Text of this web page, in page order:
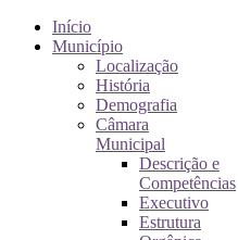
Início
Município
Localização
História
Demografia
Câmara
Municipal
Descrição e
Competências
Executivo
Estrutura